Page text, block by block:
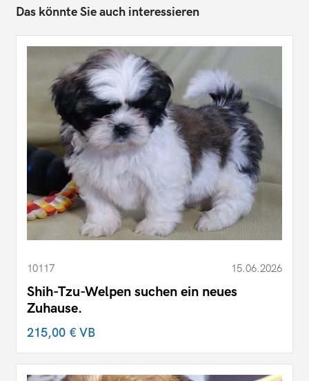
Das könnte Sie auch interessieren
10117 15.06.2026
Shih-Tzu-Welpen suchen ein neues
Zuhause.
215,00 €VB